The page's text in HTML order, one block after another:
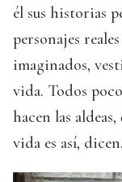
él sus historias
personajes
imaginados,
vida. Todos
hacen las
vida es así,